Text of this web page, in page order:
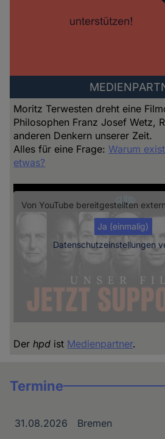
Moritz Terwesten dreht eine
Philosophen Franz Josef Wetz,
anderen Denkern unserer Zeit.
Alles für eine Frage: Warum
etwas?
Von YouTube bereitgestellten
Ja (einmalig)
Datenschutzeinstellungen
Derhpd ist Medienpartner.
Termine
Datum
31.08.2026
Ort Bremen